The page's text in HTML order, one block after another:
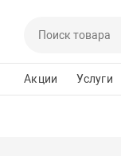
Акции Услуги